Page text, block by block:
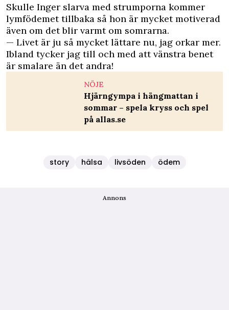
Skulle Inger slarva med strumporna kommer
lymfödemet tillbaka så hon är mycket motiverad
även om det blir varmt om somrarna.
— Livet är ju så mycket lättare nu, jag orkar mer.
Ibland tycker jag till och med att vänstra benet
är smalare än det andra!
NÖJE
Hjärngympa i hängmattan i
sommar – spela kryss och spel
på allas.se
story hälsa livsöden ödem
Annons